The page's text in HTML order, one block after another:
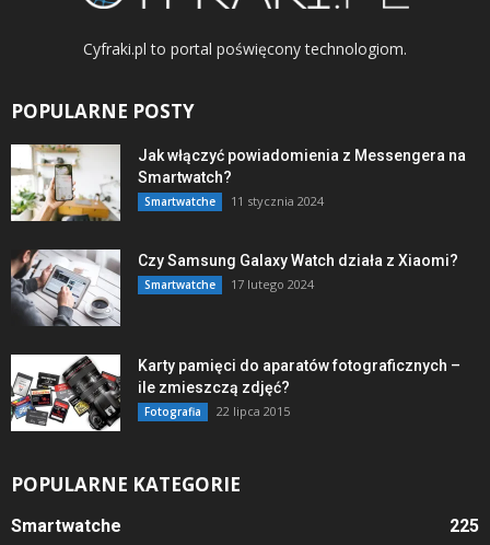
Cyfraki.pl to portal poświęcony technologiom.
POPULARNE POSTY
Jak włączyć powiadomienia z Messengera na
Smartwatch?
Smartwatche 11 stycznia 2024
Czy Samsung Galaxy Watch działa z Xiaomi?
Smartwatche 17 lutego 2024
Karty pamięci do aparatów fotograficznych –
ile zmieszczą zdjęć?
Fotografia 22 lipca 2015
POPULARNE KATEGORIE
Smartwatche 225